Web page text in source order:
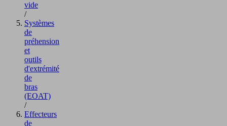
vide
/
Systèmes
de
préhension
et
outils
d'extrémité
de
bras
(EOAT)
/
Effecteurs
de